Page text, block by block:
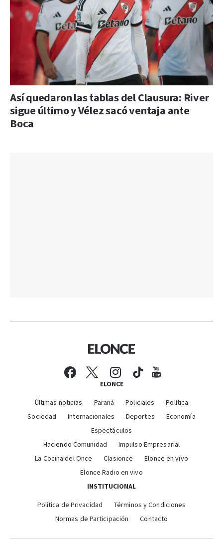
Así quedaron las tablas del Clausura: River
sigue último y Vélez sacó ventaja ante
Boca
ELONCE
Últimas noticias Paraná Policiales
Política
Sociedad
Internacionales Deportes
Economía
Espectáculos
Haciendo Comunidad
Impulso Empresarial
La Cocina del Once
Clasionce
Elonce en vivo
Elonce Radio en vivo
INSTITUCIONAL
Política de Privacidad
Términos y Condiciones
Normas de Participación
Contacto